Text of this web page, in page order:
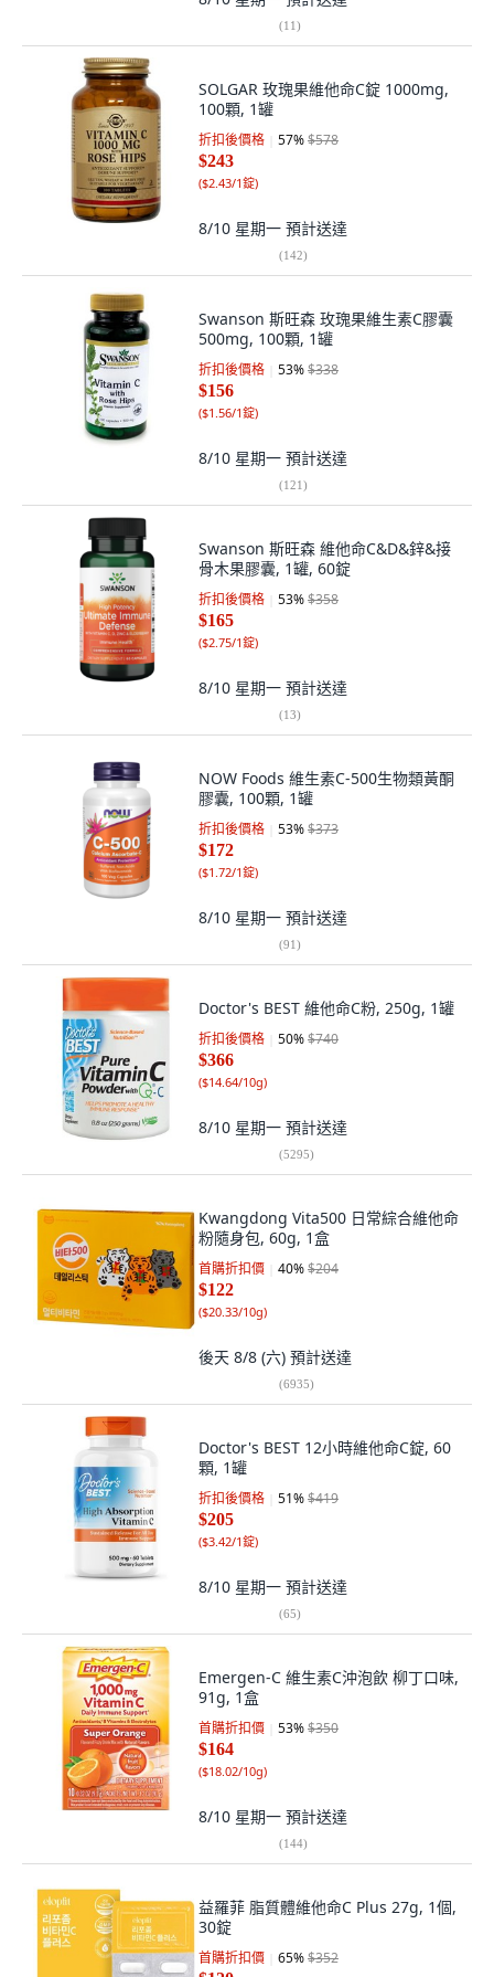
(11)
SOLGAR 玫瑰果維他命C錠 1000mg,
100顆, 1罐
折扣後價格 57%$578
$243
($2.43/1錠)
8/10 星期一 預計送達
(142)
Swanson 斯旺森 玫瑰果維生素C膠囊
500mg, 100顆, 1罐
折扣後價格 53%$338
$156
($1.56/1錠)
8/10 星期一 預計送達
(121)
Swanson 斯旺森 維他命C&D&鋅&接
骨木果膠囊, 1罐, 60錠
折扣後價格 53%$358
$165
($2.75/1錠)
8/10 星期一 預計送達
(13)
NOW Foods 維生素C-500生物類黃酮
膠囊, 100顆, 1罐
折扣後價格 53%$373
$172
($1.72/1錠)
8/10 星期一 預計送達
(91)
Doctor's BEST 維他命C粉, 250g, 1罐
折扣後價格 50%$740
$366
($14.64/10g)
8/10 星期一 預計送達
(5295)
Kwangdong Vita500 日常綜合維他命
粉隨身包, 60g, 1盒
首購折扣價 40%$204
$122
($20.33/10g)
後天 8/8 (六) 預計送達
(6935)
Doctor's BEST 12小時維他命C錠, 60
顆, 1罐
折扣後價格 51%$419
$205
($3.42/1錠)
8/10 星期一 預計送達
(65)
Emergen-C 維生素C沖泡飲 柳丁口味,
91g, 1盒
首購折扣價 53%$350
$164
($18.02/10g)
8/10 星期一 預計送達
(144)
益羅菲 脂質體維他命C Plus 27g, 1個,
30錠
首購折扣價 65%$352